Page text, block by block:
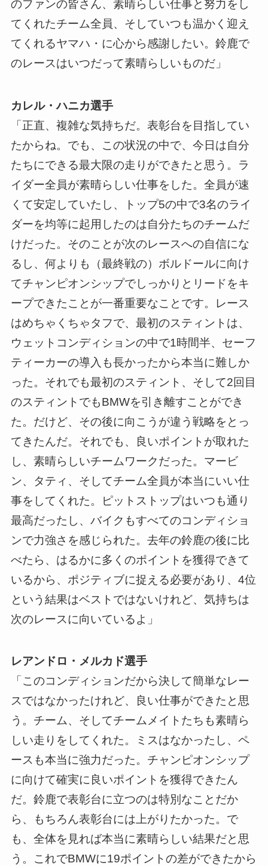
のファンの皆さん、素晴らしい仕事と努力をし
てくれたチーム全員、そしていつも温かく迎え
てくれるヤマハ・に心から感謝したい。鈴鹿で
のレースはいつだって素晴らしいものだ」
カレル・ハニカ選手
「正直、複雑な気持ちだ。表彰台を目指してい
たからね。でも、この状況の中で、今日は自分
たちにできる最大限の走りができたと思う。ラ
イダー全員が素晴らしい仕事をした。全員が速
くて安定していたし、トップ5の中で3名のライ
ダーを均等に起用したのは自分たちのチームだ
けだった。そのことが次のレースへの自信にな
るし、何よりも（最終戦の）ボルドールに向け
てチャンピオンシップでしっかりとリードをキ
ープできたことが一番重要なことです。レース
はめちゃくちゃタフで、最初のスティントは、
ウェットコンディションの中で1時間半、セーフ
ティーカーの導入も長かったから本当に難しか
った。それでも最初のスティント、そして2回目
のスティントでもBMWを引き離すことができ
た。だけど、その後に向こうが違う戦略をとっ
てきたんだ。それでも、良いポイントが取れた
し、素晴らしいチームワークだった。マービ
ン、タティ、そしてチーム全員が本当にいい仕
事をしてくれた。ピットストップはいつも通り
最高だったし、バイクもすべてのコンディショ
ンで力強さを感じられた。去年の鈴鹿の後に比
べたら、はるかに多くのポイントを獲得できて
いるから、ポジティブに捉える必要があり、4位
という結果はベストではないけれど、気持ちは
次のレースに向いているよ」
レアンドロ・メルカド選手
「このコンディションだから決して簡単なレー
スではなかったけれど、良い仕事ができたと思
う。チーム、そしてチームメイトたちも素晴ら
しい走りをしてくれた。ミスはなかったし、ペ
ースも本当に強力だった。チャンピオンシップ
に向けて確実に良いポイントを獲得できたん
だ。鈴鹿で表彰台に立つのは特別なことだか
ら、もちろん表彰台には上がりたかった。で
も、全体を見れば本当に素晴らしい結果だと思
う。これでBMWに19ポイントの差ができたから